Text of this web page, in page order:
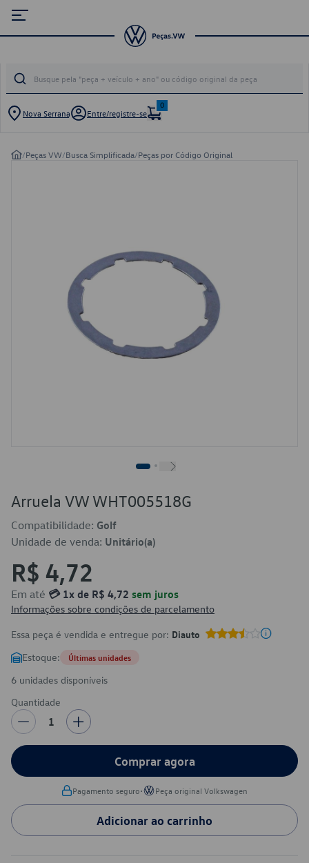
Nova Serrana Entre/registre-se
0
/Peças VW/Busca Simplificada/Peças por Código Original
Arruela VW WHT005518G
Compatibilidade: Golf
Unidade de venda: Unitário(a)
R$ 4,72
Em até 💳 1x de R$ 4,72 sem juros
Informações sobre condições de parcelamento
Essa peça é vendida e entregue por: Diauto
Estoque: Últimas unidades
6 unidades disponíveis
Quantidade
1
Comprar agora
Pagamento seguro• Peça original Volkswagen
Adicionar ao carrinho